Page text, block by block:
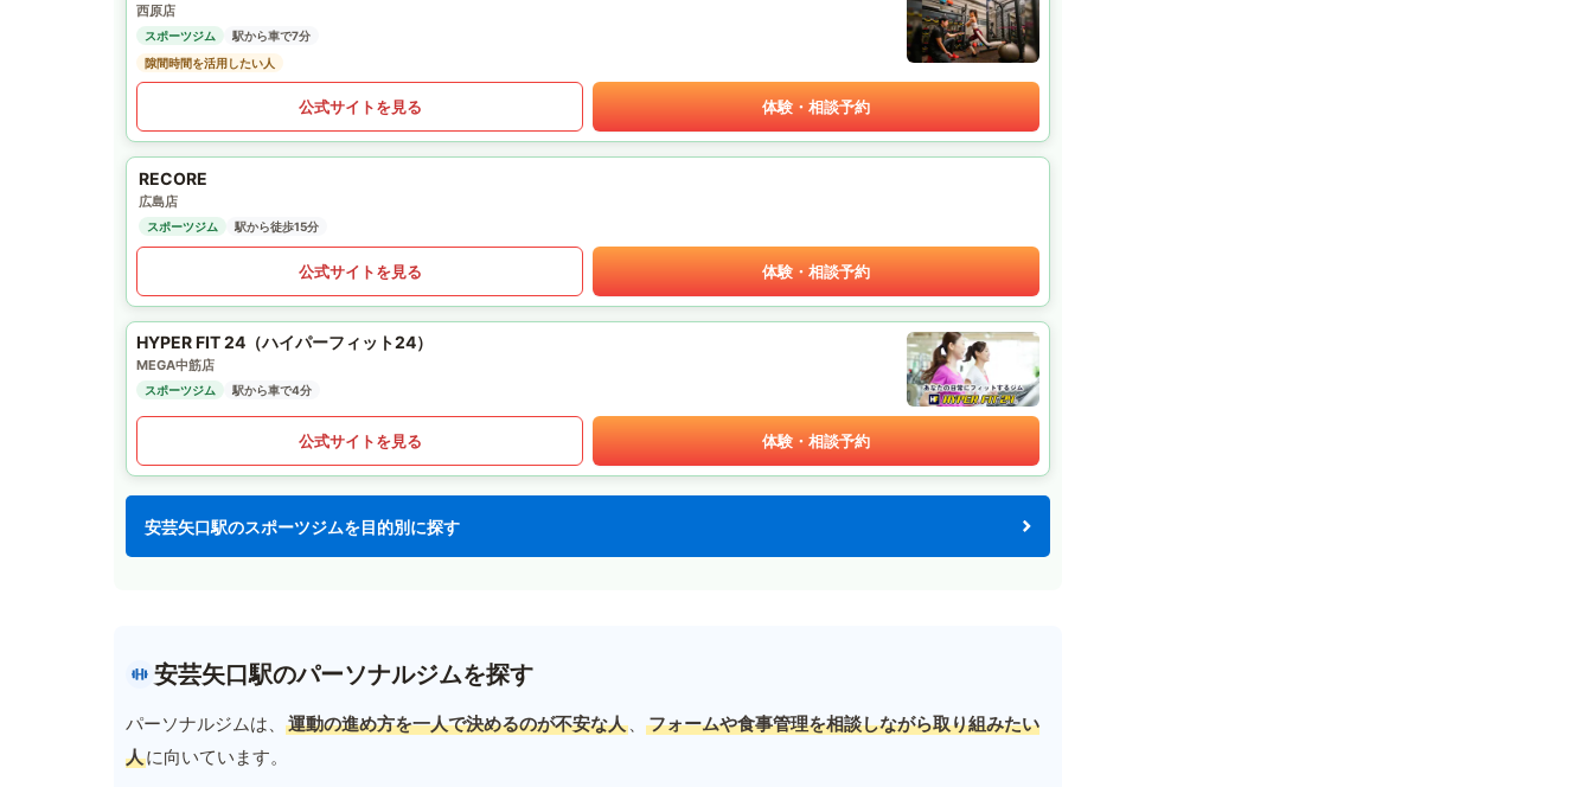
西原店
スポーツジム
駅から車で7分
隙間時間を活用したい人
公式サイトを見る 体験・相談予約
RECORE
広島店
スポーツジム 駅から徒歩15分
公式サイトを見る 体験・相談予約
HYPER FIT 24（ハイパーフィット24）
MEGA中筋店
スポーツジム 駅から車で4分
公式サイトを見る 体験・相談予約
安芸矢口駅のスポーツジムを目的別に探す
安芸矢口駅のパーソナルジムを探す
パーソナルジムは、 運動の進め方を一人で決めるのが不安な人 、
フォームや食事管理を相談しながら取り組みたい
人に向いています。